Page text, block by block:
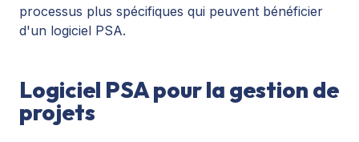
processus plus spécifiques qui peuvent bénéficier
d'un logiciel PSA.
Logiciel PSA pour la gestion de
projets